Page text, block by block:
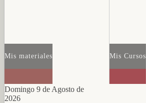
Mis materiales Mis Cursos
Domingo 9 de Agosto de
2026